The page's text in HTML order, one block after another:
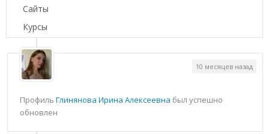
Сайты
Курсы
Профиль Глинянова Ирина Алексеевна был успешно
обновлен
10 месяцев назад